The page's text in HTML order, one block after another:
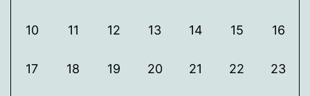
10 11 12 13 14 15 16
17 18 19 20 21 22 23